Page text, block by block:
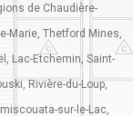
de Chaudière-
Marie, Thetford Mines,
Lac-Etchemin, Saint-
Rivière-du-Loup,
sur-le-Lac,